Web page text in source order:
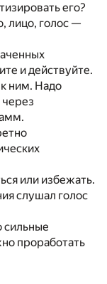
его?
лицо, голос —
и действуйте.
ним. Надо
или избежать.
слушал голос
сильные
проработать